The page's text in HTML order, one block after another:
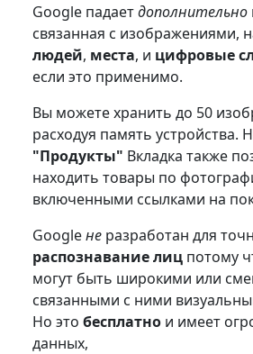
Google падаетдополнительно
связанная с изображениями,
людей, места, и цифровые
если это применимо.
Вы можете хранить до 50
расходуя память устройства.
"Продукты" Вкладка также
находить товары по
включенными ссылками на
Googleне разработан для
распознавание лицпотому
могут быть широкими или
связанными с ними
Но это бесплатнои имеет
данных,